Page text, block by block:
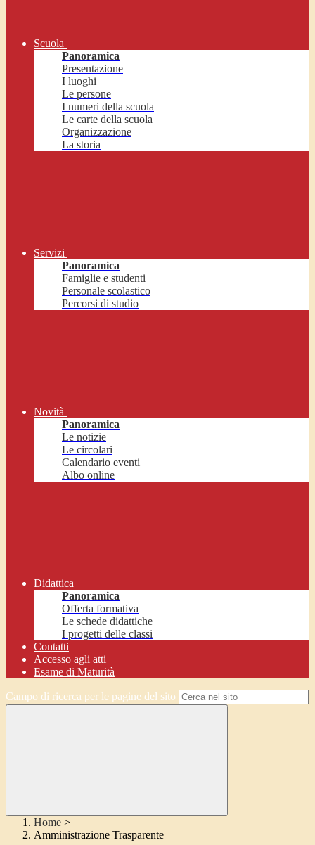
Scuola
Panoramica
Presentazione
I luoghi
Le persone
I numeri della scuola
Le carte della scuola
Organizzazione
La storia
Servizi
Panoramica
Famiglie e studenti
Personale scolastico
Percorsi di studio
Novità
Panoramica
Le notizie
Le circolari
Calendario eventi
Albo online
Didattica
Panoramica
Offerta formativa
Le schede didattiche
I progetti delle classi
Contatti
Accesso agli atti
Esame di Maturità
Campo di ricerca per le pagine del sito
Home >
Amministrazione Trasparente